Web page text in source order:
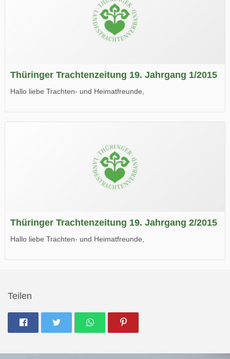
Thüringer Trachtenzeitung 19. Jahrgang 1/2015
Hallo liebe Trachten- und Heimatfreunde,
Wir wünschen Euch viel Spaß beim Lesen.
Thüringer Trachtenzeitung 19. Jahrgang 2/2015
Hallo liebe Trachten- und Heimatfreunde,
Teilen